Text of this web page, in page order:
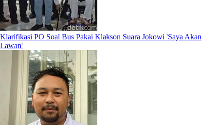
Klarifikasi PO Soal Bus Pakai Klakson Suara Jokowi 'Saya Akan
Lawan'